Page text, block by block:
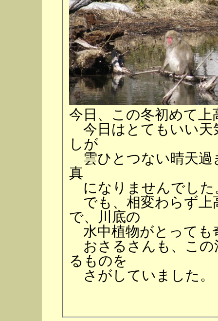
今日、この冬初めて
今日はとてもいい天
しが
雲ひとつない晴天過
真
になりませんでした
でも、相変わらず上
で、川底の
水中植物がとっても
おさるさんも、この
るものを
さがしていました。